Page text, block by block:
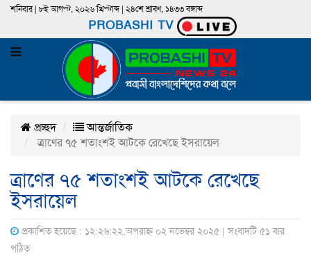
শনিবার | ৮ই আগস্ট, ২০২৬ খ্রিস্টাব্দ | ২৪শে শ্রাবণ, ১৪৩৩ বঙ্গাব্দ
PROBASHI TV
প্রচ্ছদ
আন্তর্জাতিক
ত্রাণের ৭৫ শতাংশই আটকে রেখেছে ইসরায়েল
ত্রাণের ৭৫ শতাংশই আটকে রেখেছে
ইসরায়েল
প্রকাশিত হয়েছে : ১২:২৬:২২,অপরাহ্ন ০২ নভেম্বর ২০২৫ | সংবাদটি ৫১ বার
পঠিত